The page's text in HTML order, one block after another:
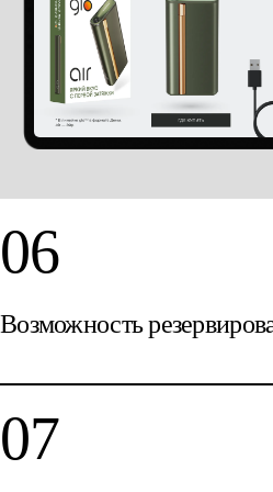
использовать накопленные
аксессуаров и сертификатов
Управление устройствами:
устройствами через единый
их статус и историю
клиентов и вносить
продукции и маркетинговые
Возможность
Кроме того, была
резервирования товара для
офлайн-магазине, что